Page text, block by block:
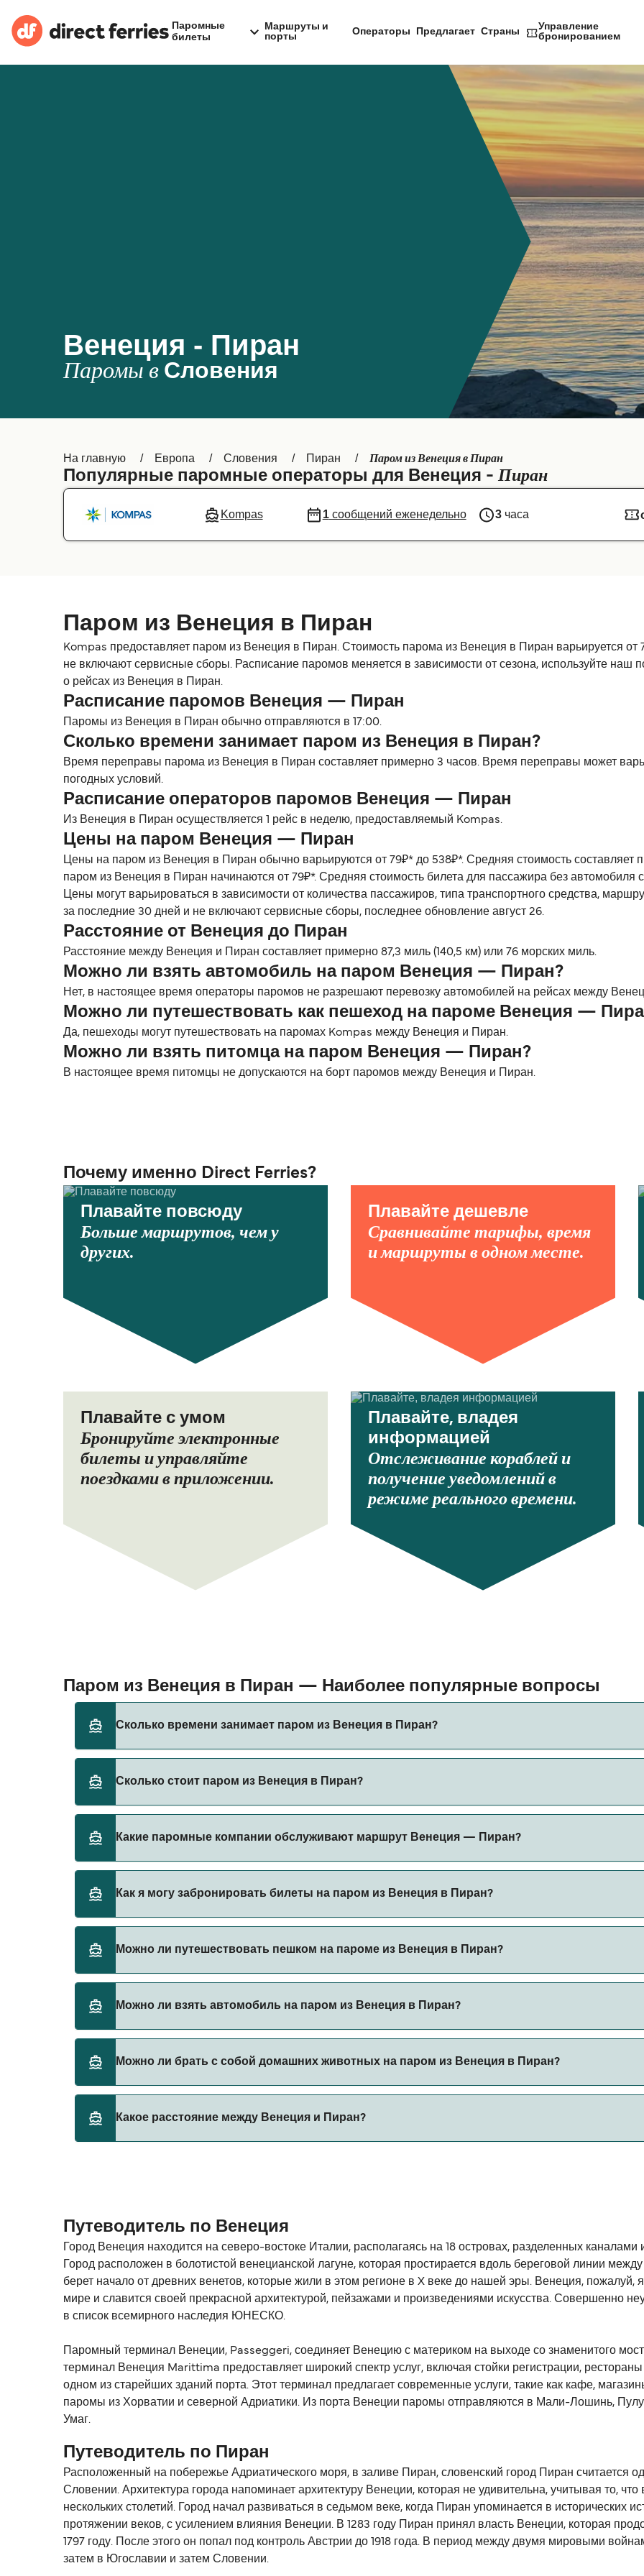
Паромные
билеты
Маршруты и
порты
Операторы Предлагает Страны
Управление
бронированием
Венеция - Пиран
Паромы в Словения
На главную Европа Словения Пиран Паром из Венеция в Пиран
Популярные паромные операторы для Венеция - Пиран
Kompas 1сообщений еженедельно 3часа
Паром из Венеция в Пиран
Kompas предоставляет паром из Венеция в Пиран. Стоимость парома из Венеция в Пиран варьируется от
не включают сервисные сборы. Расписание паромов меняется в зависимости от сезона, используйте наш
о рейсах из Венеция в Пиран.
Расписание паромов Венеция — Пиран
Паромы из Венеция в Пиран обычно отправляются в 17:00.
Сколько времени занимает паром из Венеция в Пиран?
Время переправы парома из Венеция в Пиран составляет примерно 3 часов. Время переправы может
погодных условий.
Расписание операторов паромов Венеция — Пиран
Из Венеция в Пиран осуществляется 1 рейс в неделю, предоставляемый Kompas.
Цены на паром Венеция — Пиран
Цены на паром из Венеция в Пиран обычно варьируются от 79₽* до 538₽*. Средняя стоимость
паром из Венеция в Пиран начинаются от 79₽*. Средняя стоимость билета для пассажира без автомобиля
Цены могут варьироваться в зависимости от количества пассажиров, типа транспортного средства,
за последние 30 дней и не включают сервисные сборы, последнее обновление август 26.
Расстояние от Венеция до Пиран
Расстояние между Венеция и Пиран составляет примерно 87,3 миль (140,5 км) или 76 морских миль.
Можно ли взять автомобиль на паром Венеция — Пиран?
Нет, в настоящее время операторы паромов не разрешают перевозку автомобилей на рейсах между
Можно ли путешествовать как пешеход на пароме Венеция —
Да, пешеходы могут путешествовать на паромах Kompas между Венеция и Пиран.
Можно ли взять питомца на паром Венеция — Пиран?
В настоящее время питомцы не допускаются на борт паромов между Венеция и Пиран.
Почему именно Direct Ferries?
Плавайте повсюду
Больше маршрутов, чем у
других.
Плавайте дешевле
Сравнивайте тарифы, время
и маршруты в одном месте.
Плавайте с умом
Бронируйте электронные
билеты и управляйте
поездками в приложении.
Плавайте, владея
информацией
Отслеживание кораблей и
получение уведомлений в
режиме реального времени.
Паром из Венеция в Пиран — Наиболее популярные вопросы
Сколько времени занимает паром из Венеция в Пиран?
оператора, поэтому рекомендуется проверить актуальную информацию через наш Поиск Сделок.
Сколько стоит паром из Венеция в Пиран?
указана без учета сборов за бронирование.
Какие паромные компании обслуживают маршрут Венеция — Пиран?
Как я могу забронировать билеты на паром из Венеция в Пиран?
паромы.
Можно ли путешествовать пешком на пароме из Венеция в Пиран?
Можно ли взять автомобиль на паром из Венеция в Пиран?
Можно ли брать с собой домашних животных на паром из Венеция в Пиран?
Какое расстояние между Венеция и Пиран?
Путеводитель по Венеция
Город Венеция находится на северо-востоке Италии, располагаясь на 18 островах, разделенных
Город расположен в болотистой венецианской лагуне, которая простирается вдоль береговой линии
берет начало от древних венетов, которые жили в этом регионе в X веке до нашей эры. Венеция, пожалуй,
мире и славится своей прекрасной архитектурой, пейзажами и произведениями искусства. Совершенно
в список всемирного наследия ЮНЕСКО.
Паромный терминал Венеции, Passeggeri, соединяет Венецию с материком на выходе со знаменитого
терминал Венеция Marittima предоставляет широкий спектр услуг, включая стойки регистрации,
одном из старейших зданий порта. Этот терминал предлагает современные услуги, такие как кафе,
паромы из Хорватии и северной Адриатики. Из порта Венеции паромы отправляются в Мали-Лошинь,
Умаг.
Путеводитель по Пиран
Расположенный на побережье Адриатического моря, в заливе Пиран, словенский город Пиран считается
Словении. Архитектура города напоминает архитектуру Венеции, которая не удивительна, учитывая то,
нескольких столетий. Город начал развиваться в седьмом веке, когда Пиран упоминается в исторических
протяжении веков, с усилением влияния Венеции. В 1283 году Пиран принял власть Венеции, которая
1797 году. После этого он попал под контроль Австрии до 1918 года. В период между двумя мировыми
затем в Югославии и затем Словении.